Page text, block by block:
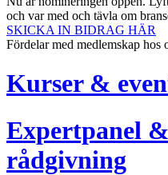
och var med och tävla om
SKICKA IN BIDRAG HÄR
Fördelar med medlemskap hos
Kurser &
Expertpanel
rådgivning